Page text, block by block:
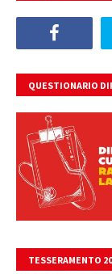
QUESTIONARIO
TESSERAMENTO